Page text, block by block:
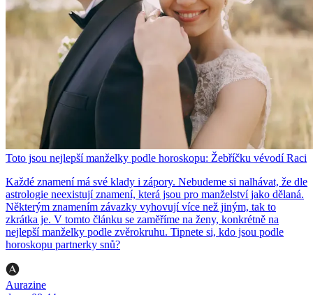
Toto jsou nejlepší manželky podle horoskopu: Žebříčku vévodí Raci
Každé znamení má své klady i zápory. Nebudeme si nalhávat, že dle
astrologie neexistují znamení, která jsou pro manželství jako dělaná.
Některým znamením závazky vyhovují více než jiným, tak to
zkrátka je. V tomto článku se zaměříme na ženy, konkrétně na
nejlepší manželky podle zvěrokruhu. Tipnete si, kdo jsou podle
horoskopu partnerky snů?
Aurazine